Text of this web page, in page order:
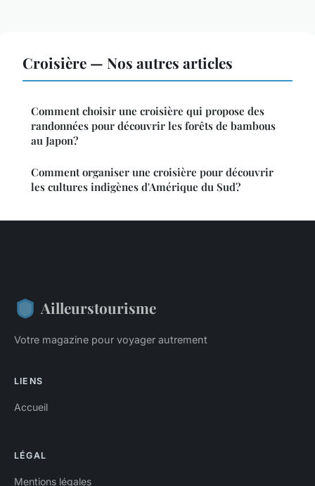
Croisière — Nos autres articles
Comment choisir une croisière qui propose des
randonnées pour découvrir les forêts de bambous
au Japon?
Comment organiser une croisière pour découvrir
les cultures indigènes d'Amérique du Sud?
Ailleurstourisme
Votre magazine pour voyager autrement
LIENS
Accueil
LÉGAL
Mentions légales